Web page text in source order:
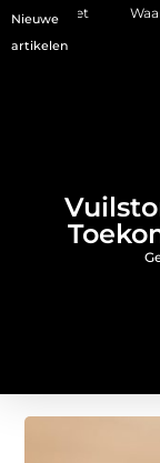
Nieuwe
artikelen
kiezen voor een